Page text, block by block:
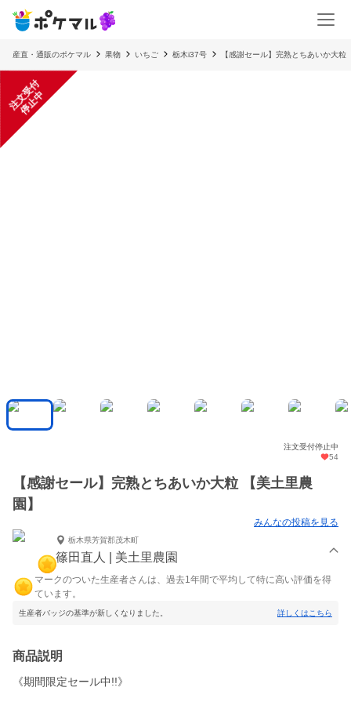
産直・通販のポケマル 果物 いちご 栃木i37号 【感謝セール】完熟とちあいか大粒
注
文
受
付
停
止
中
注文受付停止中
54
【感謝セール】完熟とちあいか大粒 【美土里農
園】
みんなの投稿を見る
栃木県芳賀郡茂木町
篠田直人 | 美土里農園
マークのついた生産者さんは、過去1年間で平均して特に高い評価を得
ています。
生産者バッジの基準が新しくなりました。 詳しくはこちら
商品説明
《期間限定セール中!!》